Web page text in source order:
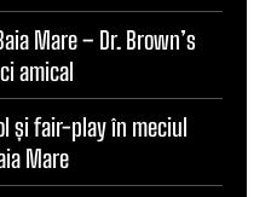
Mare – Dr. Brown’s
amical
și fair-play în meciul
Mare